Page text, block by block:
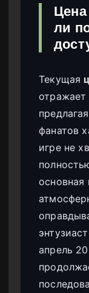
Цена
ли
Текущая
отражает
фанатов
игре не
основная
апрель